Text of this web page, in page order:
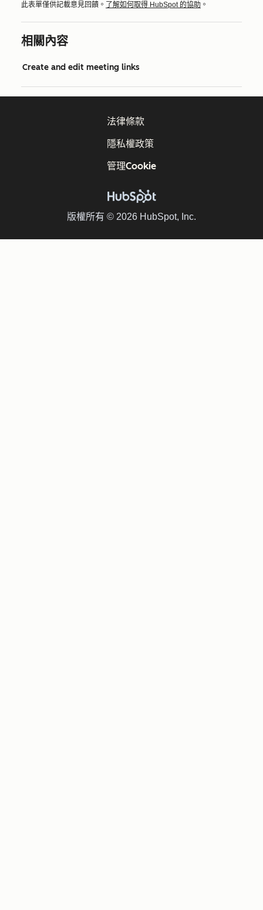
此表單僅供記載意見回饋。 了解如何取得 HubSpot 的協助 。
相關內容
Create and edit meeting links
版權所有 © 2026 HubSpot, Inc.
法律條款
隱私權政策
管理Cookie